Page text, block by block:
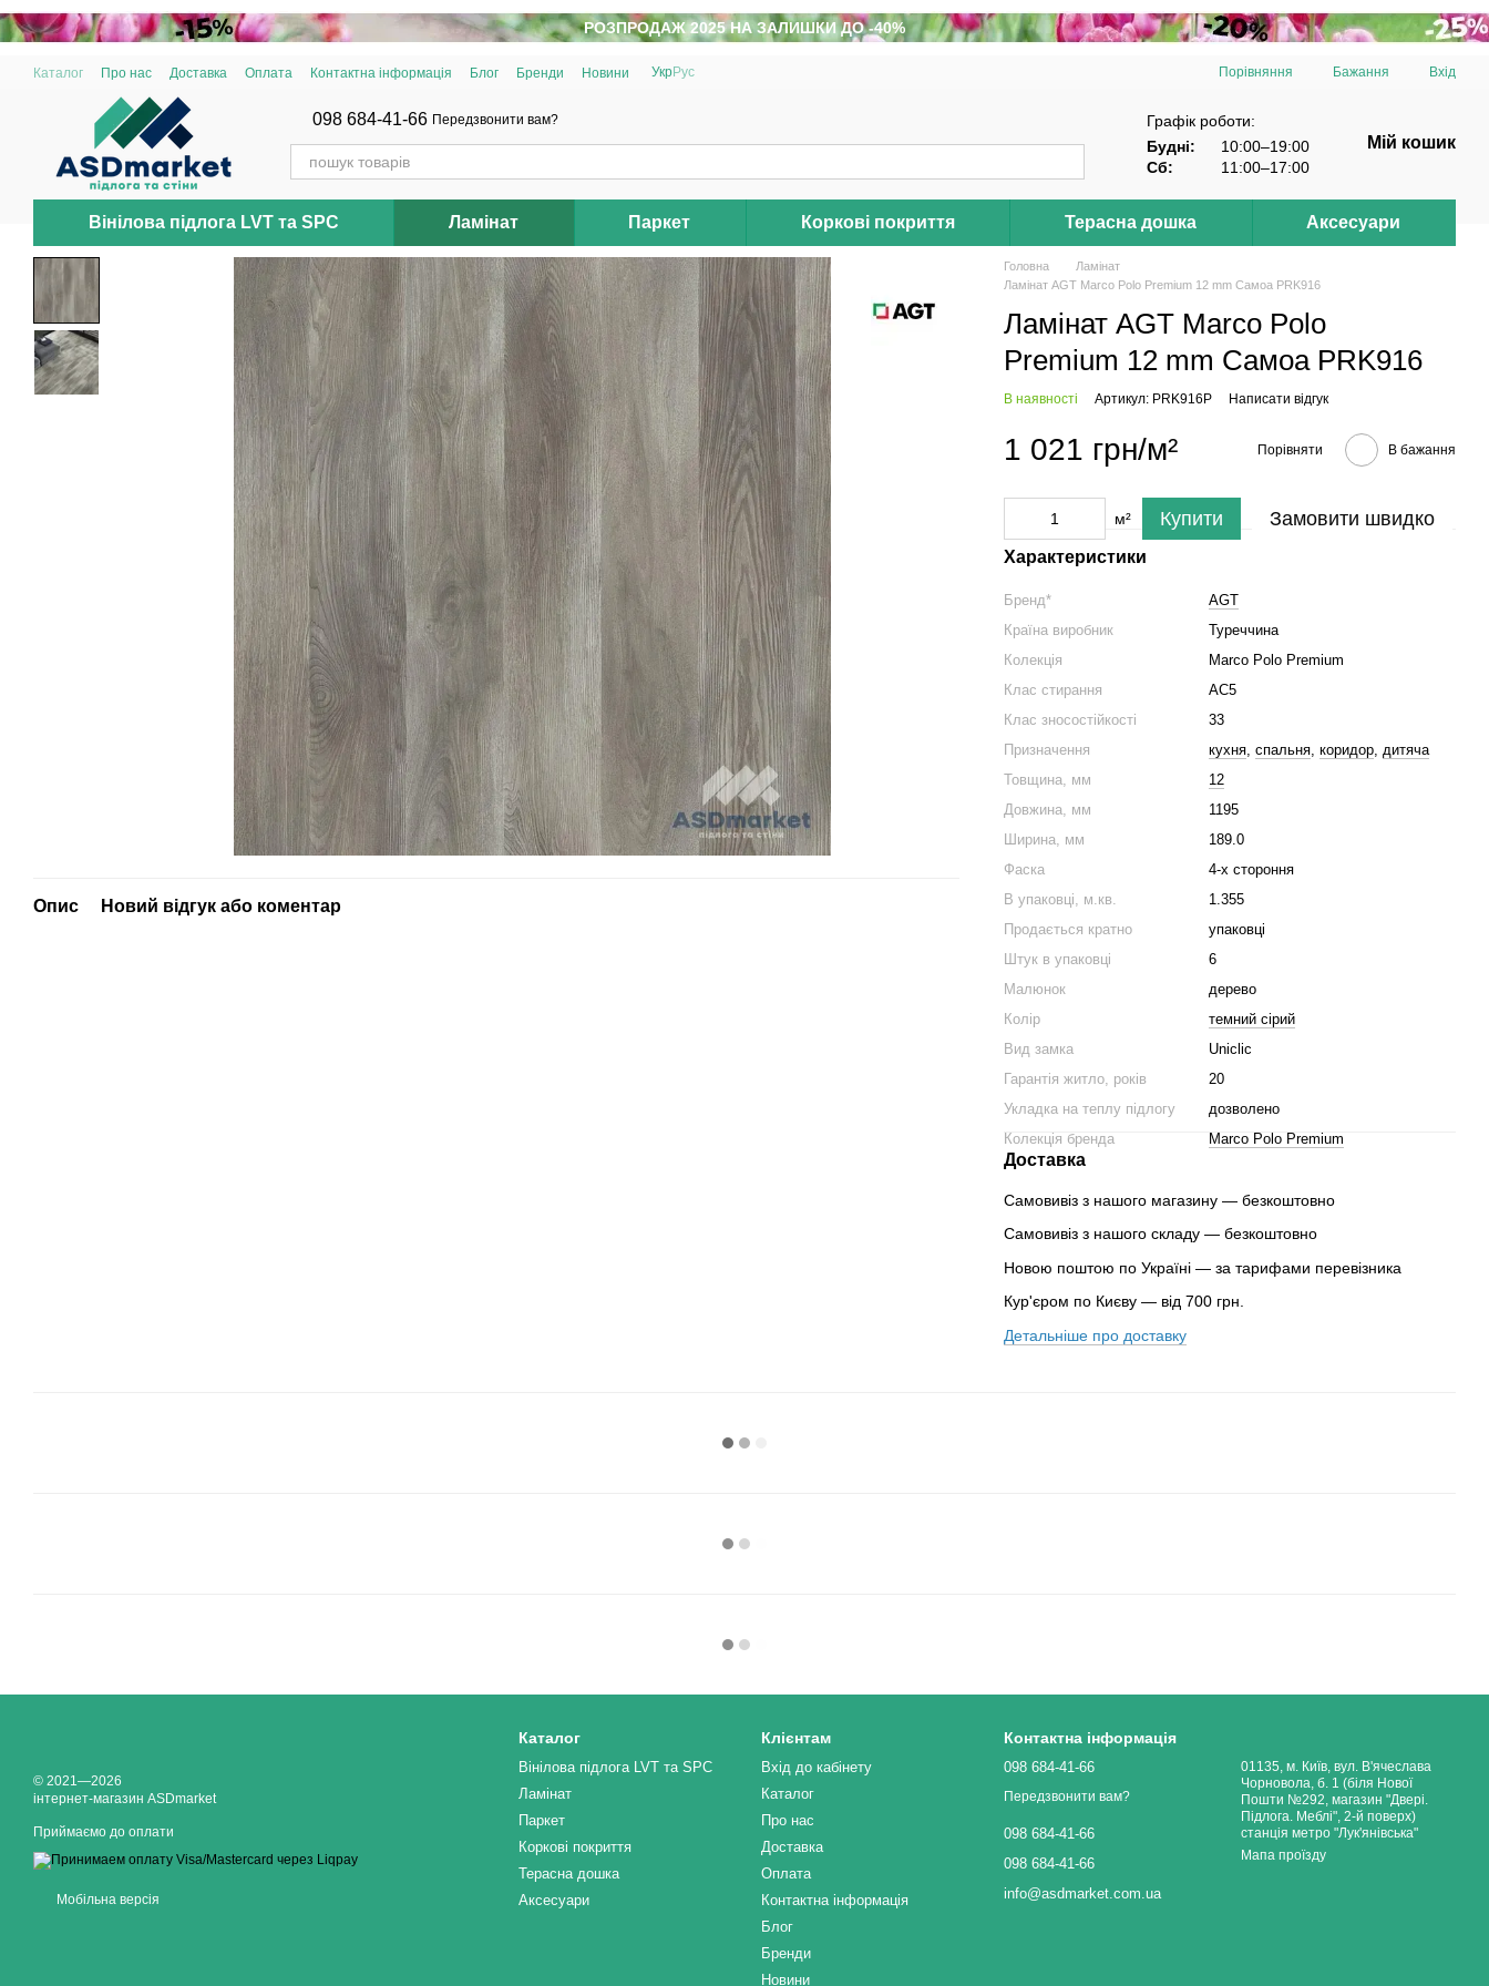
Перейти до основного контенту
РОЗПРОДАЖ 2025 НА ЗАЛИШКИ ДО -40%
Каталог Про нас Доставка Оплата Контактна інформація Блог Бренди Новини УкрРус Порівняння Бажання Вхід
098 684-41-66 Передзвонити вам?
Графік роботи:
Будні:
10:00–19:00
Сб:
11:00–17:00
Мій кошик
Вінілова підлога LVT та SPC Ламінат Паркет Коркові покриття Терасна дошка Аксесуари
Опис Новий відгук або коментар
Головна
Ламінат
Ламінат AGT Marco Polo Premium 12 mm Самоа PRK916
Ламінат AGT Marco Polo
Premium 12 mm Самоа PRK916
В наявності Артикул: PRK916P Написати відгук
1 021 грн/м² Порівняти В бажання
м² Купити Замовити швидко
Характеристики
Бренд*
AGT
Країна виробник
Туреччина
Колекція
Marco Polo Premium
Клас стирання
АС5
Клас зносостійкості
33
Призначення
кухня, спальня, коридор, дитяча
Товщина, мм
12
Довжина, мм
1195
Ширина, мм
189.0
Фаска
4-х стороння
В упаковці, м.кв.
1.355
Продається кратно
упаковці
Штук в упаковці
6
Малюнок
дерево
Колір
темний сірий
Вид замка
Uniclic
Гарантія житло, років
20
Укладка на теплу підлогу
дозволено
Колекція бренда
Marco Polo Premium
Доставка
Самовивіз з нашого магазину — безкоштовно
Самовивіз з нашого складу — безкоштовно
Новою поштою по Україні — за тарифами перевізника
Кур'єром по Києву — від 700 грн.
Детальніше про доставку
© 2021—2026
інтернет-магазин ASDmarket
Приймаємо до оплати
Мобільна версія
Каталог
Вінілова підлога LVT та SPC
Ламінат
Паркет
Коркові покриття
Терасна дошка
Аксесуари
Клієнтам
Вхід до кабінету
Каталог
Про нас
Доставка
Оплата
Контактна інформація
Блог
Бренди
Новини
Контактна інформація
098 684-41-66
Передзвонити вам?
098 684-41-66
098 684-41-66
info@asdmarket.com.ua
01135, м. Київ, вул. В'ячеслава
Чорновола, б. 1 (біля Нової
Пошти №292, магазин "Двері.
Підлога. Меблі", 2-й поверх)
станція метро "Лук'янівська"
Мапа проїзду